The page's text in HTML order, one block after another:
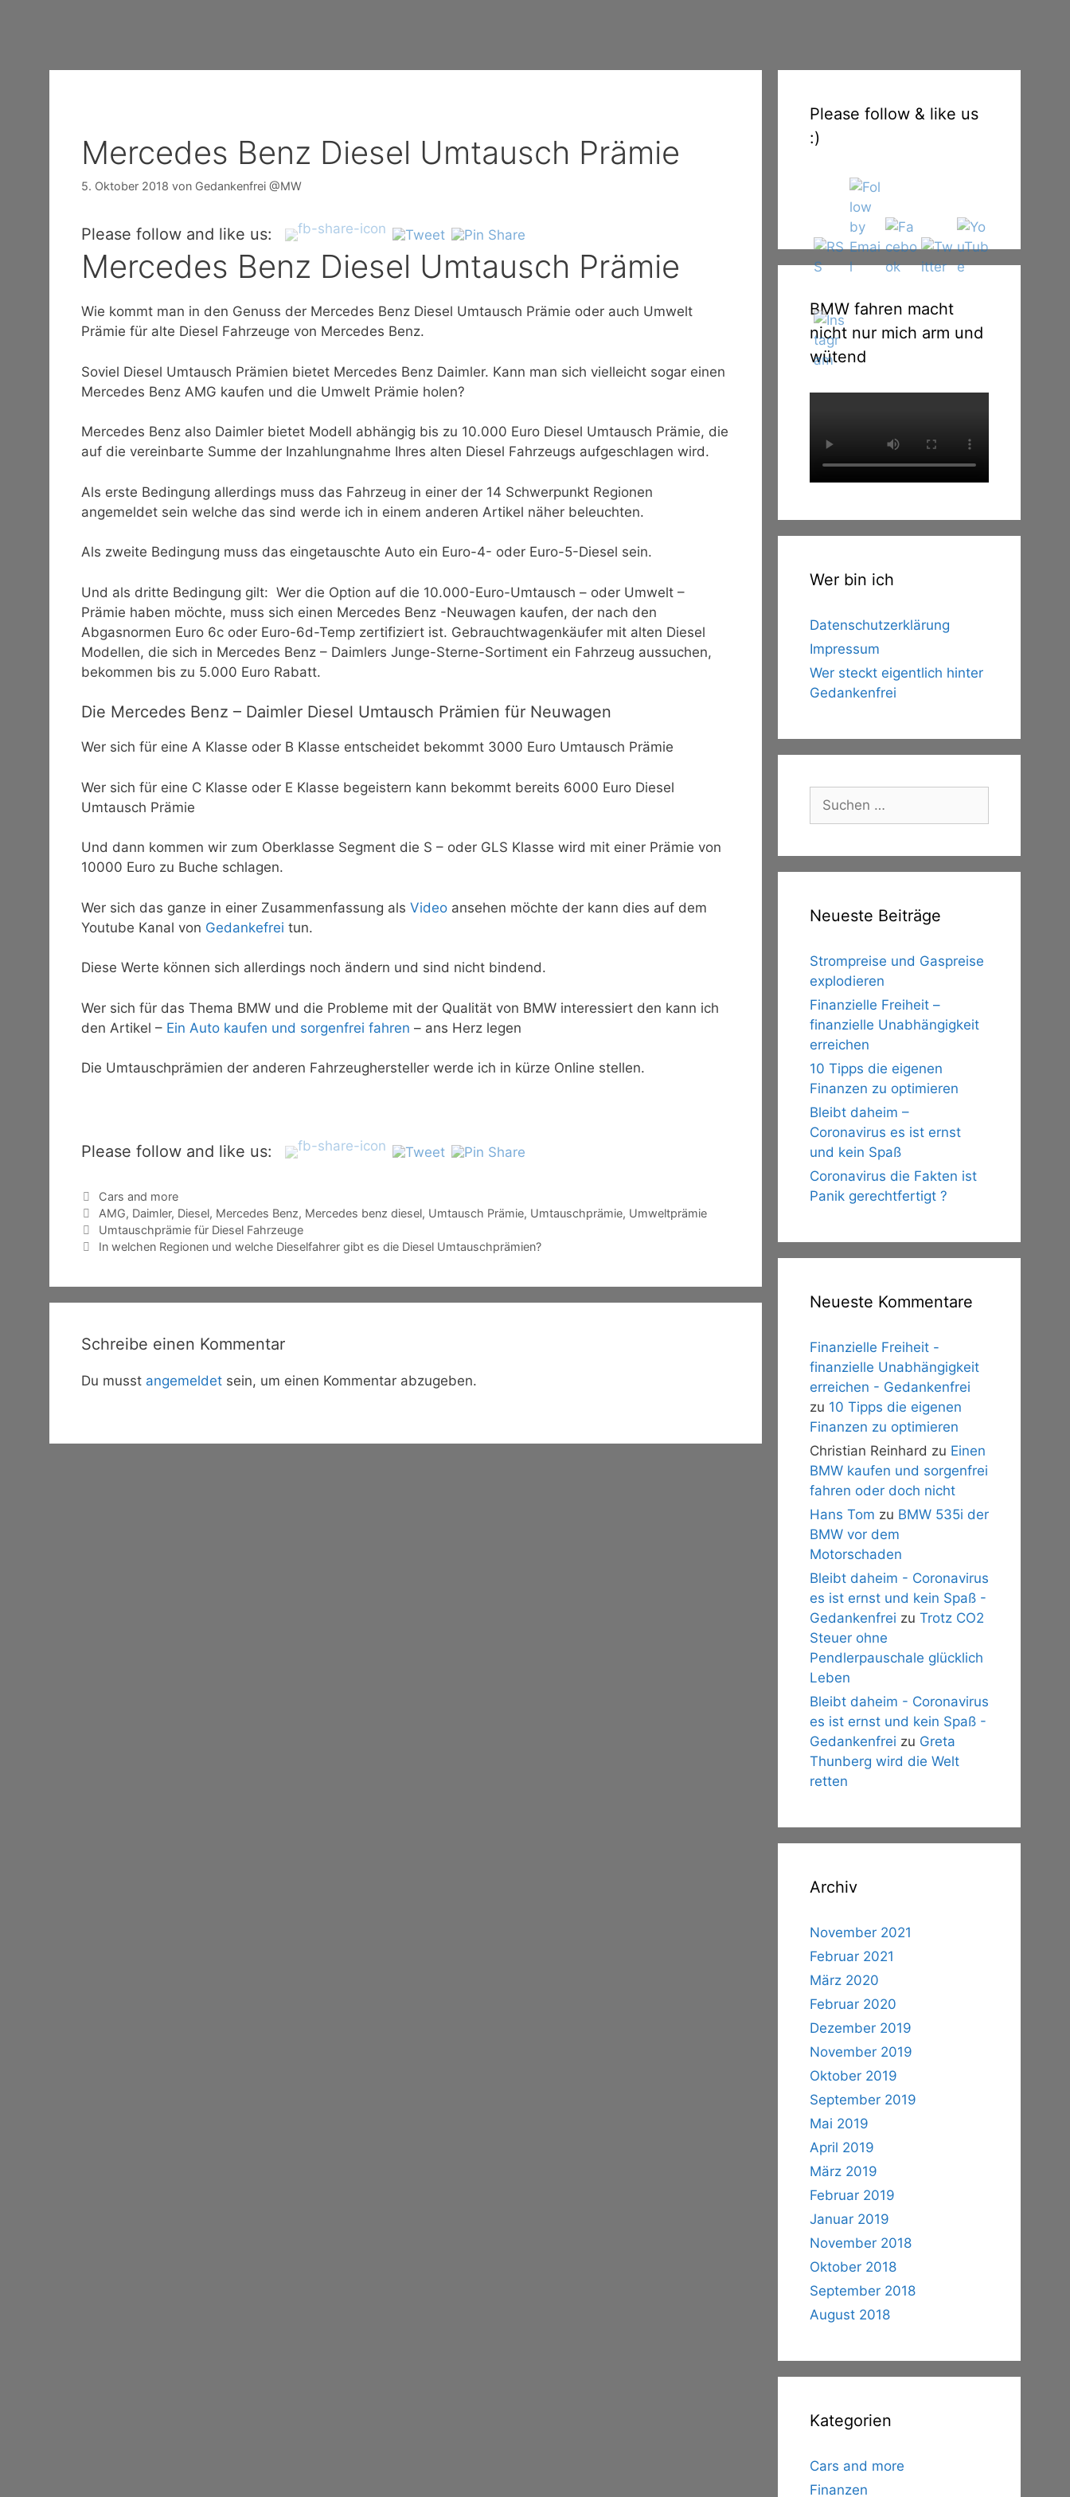
Mercedes Benz Diesel Umtausch Prämie
5. Oktober 2018 von Gedankenfrei @MW
Please follow and like us:
Mercedes Benz Diesel Umtausch Prämie
Wie kommt man in den Genuss der Mercedes Benz Diesel Umtausch Prämie oder auch Umwelt
Prämie für alte Diesel Fahrzeuge von Mercedes Benz.
Soviel Diesel Umtausch Prämien bietet Mercedes Benz Daimler. Kann man sich vielleicht sogar einen
Mercedes Benz AMG kaufen und die Umwelt Prämie holen?
Mercedes Benz also Daimler bietet Modell abhängig bis zu 10.000 Euro Diesel Umtausch Prämie, die
auf die vereinbarte Summe der Inzahlungnahme Ihres alten Diesel Fahrzeugs aufgeschlagen wird.
Als erste Bedingung allerdings muss das Fahrzeug in einer der 14 Schwerpunkt Regionen
angemeldet sein welche das sind werde ich in einem anderen Artikel näher beleuchten.
Als zweite Bedingung muss das eingetauschte Auto ein Euro-4- oder Euro-5-Diesel sein.
Und als dritte Bedingung gilt: Wer die Option auf die 10.000-Euro-Umtausch – oder Umwelt –
Prämie haben möchte, muss sich einen Mercedes Benz -Neuwagen kaufen, der nach den
Abgasnormen Euro 6c oder Euro-6d-Temp zertifiziert ist. Gebrauchtwagenkäufer mit alten Diesel
Modellen, die sich in Mercedes Benz – Daimlers Junge-Sterne-Sortiment ein Fahrzeug aussuchen,
bekommen bis zu 5.000 Euro Rabatt.
Die Mercedes Benz – Daimler Diesel Umtausch Prämien für Neuwagen
Wer sich für eine A Klasse oder B Klasse entscheidet bekommt 3000 Euro Umtausch Prämie
Wer sich für eine C Klasse oder E Klasse begeistern kann bekommt bereits 6000 Euro Diesel
Umtausch Prämie
Und dann kommen wir zum Oberklasse Segment die S – oder GLS Klasse wird mit einer Prämie von
10000 Euro zu Buche schlagen.
Wer sich das ganze in einer Zusammenfassung als Video ansehen möchte der kann dies auf dem
Youtube Kanal von Gedankefrei tun.
Diese Werte können sich allerdings noch ändern und sind nicht bindend.
Wer sich für das Thema BMW und die Probleme mit der Qualität von BMW interessiert den kann ich
den Artikel – Ein Auto kaufen und sorgenfrei fahren – ans Herz legen
Die Umtauschprämien der anderen Fahrzeughersteller werde ich in kürze Online stellen.
Please follow and like us:
Kategorien
Cars and more
Schlagwörter
AMG, Daimler, Diesel, Mercedes Benz, Mercedes benz diesel, Umtausch Prämie, Umtauschprämie, Umweltprämie
Umtauschprämie für Diesel Fahrzeuge
In welchen Regionen und welche Dieselfahrer gibt es die Diesel Umtauschprämien?
Schreibe einen Kommentar
Du musst angemeldet sein, um einen Kommentar abzugeben.
Please follow & like us
:)
BMW fahren macht
nicht nur mich arm und
wütend
Wer bin ich
Datenschutzerklärung
Impressum
Wer steckt eigentlich hinter
Gedankenfrei
nach:
Neueste Beiträge
Strompreise und Gaspreise
explodieren
Finanzielle Freiheit –
finanzielle Unabhängigkeit
erreichen
10 Tipps die eigenen
Finanzen zu optimieren
Bleibt daheim –
Coronavirus es ist ernst
und kein Spaß
Coronavirus die Fakten ist
Panik gerechtfertigt ?
Neueste Kommentare
Finanzielle Freiheit -
finanzielle Unabhängigkeit
erreichen - Gedankenfrei
zu 10 Tipps die eigenen
Finanzen zu optimieren
Christian Reinhard zu Einen
BMW kaufen und sorgenfrei
fahren oder doch nicht
Hans Tom zu BMW 535i der
BMW vor dem
Motorschaden
Bleibt daheim - Coronavirus
es ist ernst und kein Spaß -
Gedankenfrei zu Trotz CO2
Steuer ohne
Pendlerpauschale glücklich
Leben
Bleibt daheim - Coronavirus
es ist ernst und kein Spaß -
Gedankenfrei zu Greta
Thunberg wird die Welt
retten
Archiv
November 2021
Februar 2021
März 2020
Februar 2020
Dezember 2019
November 2019
Oktober 2019
September 2019
Mai 2019
April 2019
März 2019
Februar 2019
Januar 2019
November 2018
Oktober 2018
September 2018
August 2018
Kategorien
Cars and more
Finanzen